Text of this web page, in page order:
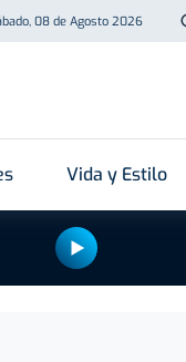
08 de Agosto 2026
Vida y Estilo